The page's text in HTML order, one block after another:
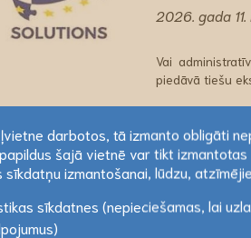
darbotos, tā izmanto obligāti
sīkdatņu izmantošanai, lūdzu,
2026. gada
Vai
piedāvā tiešu
Interreg
2026. gada
darbotos, tā izmanto obligāti
šajā vietnē var tikt
sīkdatņu izmantošanai, lūdzu,
sīkdatnes (nepieciešamas, lai